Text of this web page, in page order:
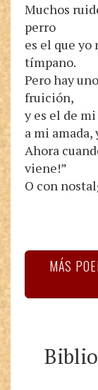
Muchos
perro
es el que yo
tímpano.
Pero hay
fruición,
y es el de
a mi
Ahora
viene!”
O con
MÁS